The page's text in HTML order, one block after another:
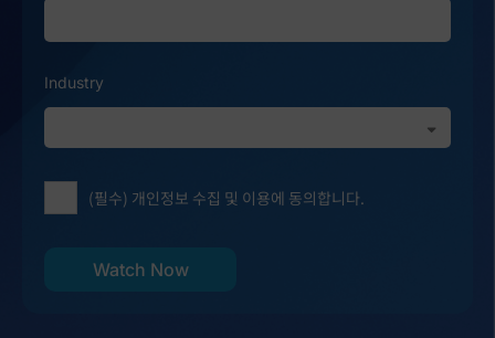
Industry
(필수) 개인정보 수집 및 이용에 동의합니다.
Watch Now